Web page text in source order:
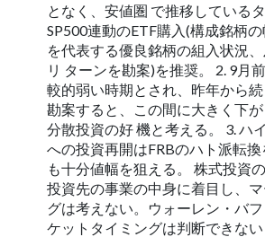
となく、安値圏 で推移している
SP500連動のETF購入(構成銘柄
を代表する優良銘柄の組入状況
リ ターンを勘案)を推奨。 2. 9月
較的弱い時期とされ、昨年から
勘案すると、この間に大きく下
分散投資の好 機と考える。 3. ハ
への投資再開はFRBのハト派転
も十分値幅を狙える。 株式投資
投資先の事業の中身に着目し、
グは考えない。ウォーレン・バ
ケットタイミングは判断できな